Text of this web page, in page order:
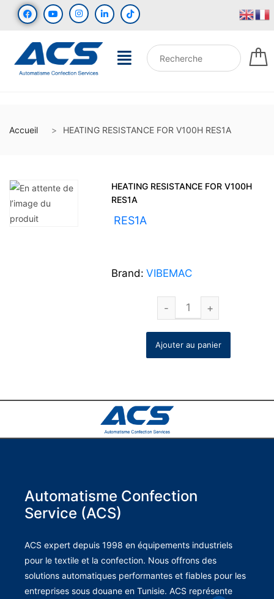
Accueil HEATING RESISTANCE FOR V100H RES1A
HEATING RESISTANCE FOR V100H
RES1A
RES1A
Brand: VIBEMAC
Ajouter au panier
Automatisme Confection
Service (ACS)
ACS expert depuis 1998 en équipements industriels
pour le textile et la confection. Nous offrons des
solutions automatiques performantes et fiables pour les
entreprises sous douane en Tunisie. ACS représente